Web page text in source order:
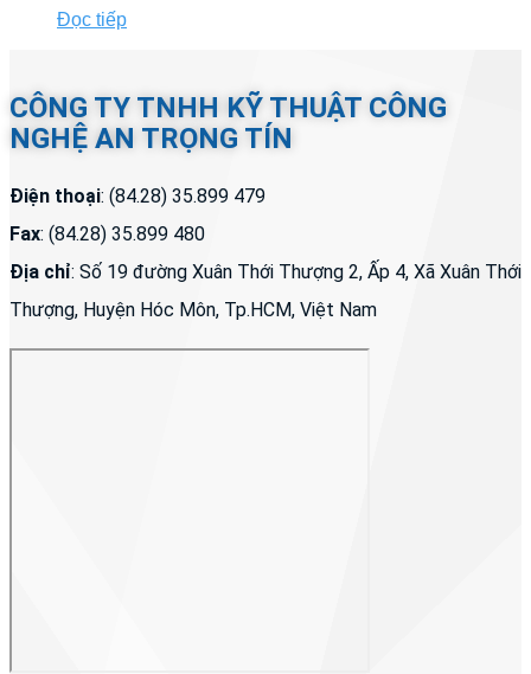
Đọc tiếp
CÔNG TY TNHH KỸ THUẬT CÔNG
NGHỆ AN TRỌNG TÍN
Điện thoại: (84.28) 35.899 479
Fax: (84.28) 35.899 480
Địa chỉ: Số 19 đường Xuân Thới Thượng 2, Ấp 4, Xã Xuân Thới
Thượng, Huyện Hóc Môn, Tp.HCM, Việt Nam